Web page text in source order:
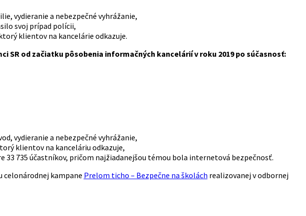
vydieranie a nebezpečné vyhrážanie,
svoj prípad polícii,
klientov na kancelárie odkazuje.
SR od začiatku pôsobenia informačných kancelárií v roku 2019 po súčasnosť:
vydieranie a nebezpečné vyhrážanie,
klientov na kanceláriu odkazuje,
33 735 účastníkov, pričom najžiadanejšou témou bola internetová bezpečnosť.
celonárodnej kampane Prelom ticho – Bezpečne na školách realizovanej v odbornej